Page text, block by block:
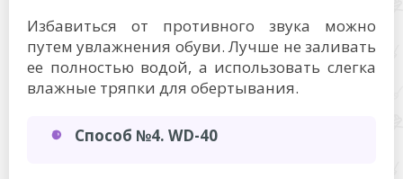
Избавиться от противного звука можно
путем увлажнения обуви. Лучше не заливать
ее полностью водой, а использовать слегка
влажные тряпки для обертывания.
Способ №4. WD-40